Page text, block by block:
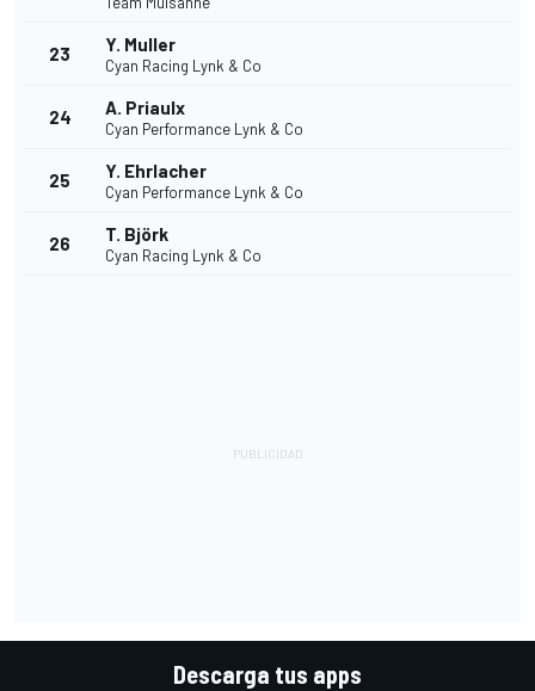
23 Y. Muller
Cyan Racing Lynk & Co
24 A. Priaulx
Cyan Performance Lynk & Co
25 Y. Ehrlacher
Cyan Performance Lynk & Co
26 T. Björk
Cyan Racing Lynk & Co
Descarga tus apps